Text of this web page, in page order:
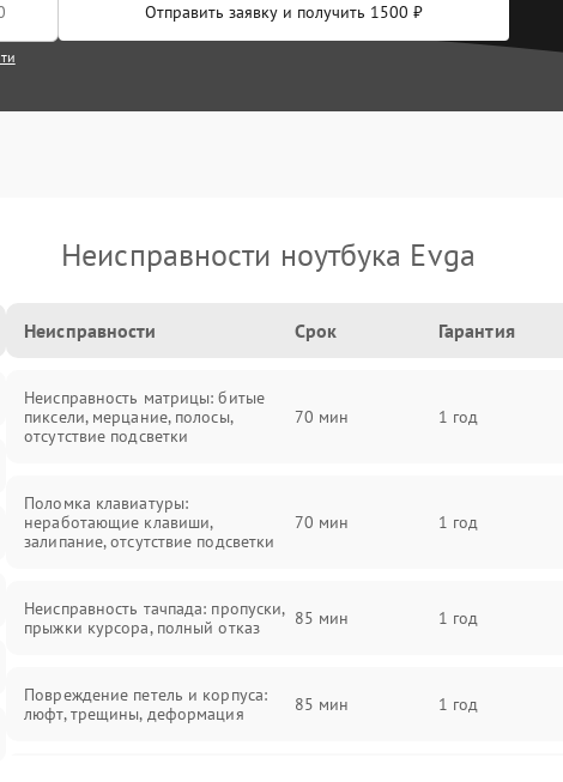
Отправить заявку и получить 1500 ₽
Неисправности ноутбука Evga
Неисправности Срок Гарантия
Неисправность матрицы: битые
пиксели, мерцание, полосы,
отсутствие подсветки
70 мин 1 год
Поломка клавиатуры:
неработающие клавиши,
залипание, отсутствие подсветки
70 мин 1 год
Неисправность тачпада: пропуски,
прыжки курсора, полный отказ
85 мин 1 год
Повреждение петель и корпуса:
люфт, трещины, деформация
85 мин 1 год